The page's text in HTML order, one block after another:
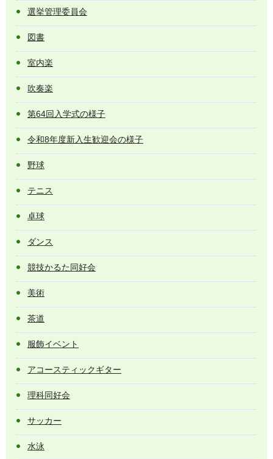
選挙管理委員会
図書
室内楽
吹奏楽
第64回入学式の様子
令和8年度新入生歓迎会の様子
野球
テニス
卓球
ダンス
競技かるた同好会
美術
茶道
服飾イベント
アコースティックギター
理科同好会
サッカー
水泳